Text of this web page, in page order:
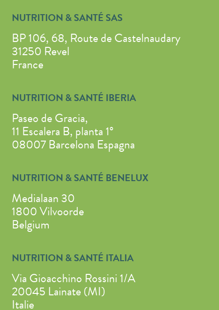
NUTRITION & SANTÉ SAS
BP 106, 68, Route de Castelnaudary
31250 Revel
France
NUTRITION & SANTÉ IBERIA
Paseo de Gracia,
11 Escalera B, planta 1°
08007 Barcelona Espagna
NUTRITION & SANTÉ BENELUX
Medialaan 30
1800 Vilvoorde
Belgium
NUTRITION & SANTÉ ITALIA
Via Gioacchino Rossini 1/A
20045 Lainate (MI)
Italie